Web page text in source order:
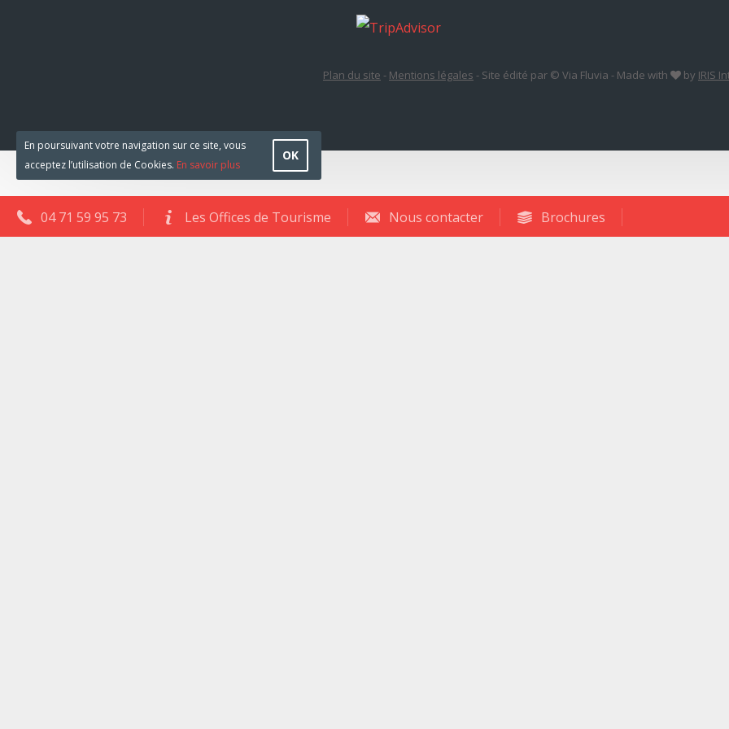
Plan du site - Mentions légales - Site édité par © Via Fluvia - Made with by IRIS
04 71 59 95 73 Les Offices de Tourisme Nous contacter Brochures
En poursuivant votre navigation sur ce site, vous
acceptez l’utilisation de Cookies. En savoir plus
OK